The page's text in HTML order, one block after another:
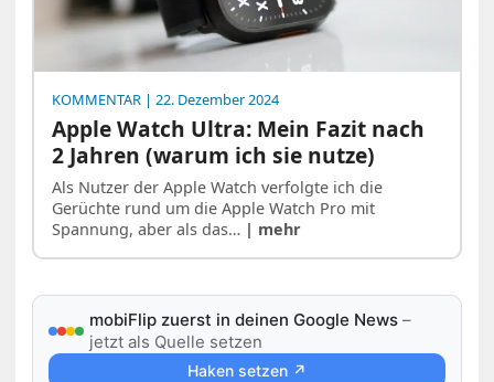
KOMMENTAR | 22. Dezember 2024
Apple Watch Ultra: Mein Fazit nach
2 Jahren (warum ich sie nutze)
Als Nutzer der Apple Watch verfolgte ich die
Gerüchte rund um die Apple Watch Pro mit
Spannung, aber als das… | mehr
mobiFlip zuerst in deinen Google News –
jetzt als Quelle setzen
Haken setzen ↗